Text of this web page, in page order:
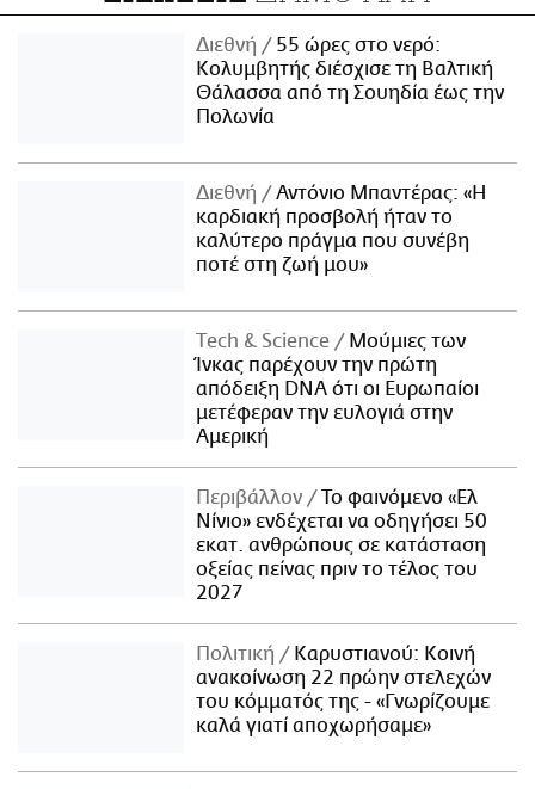
Διεθνή
55 ώρες στο νερό:
Κολυμβητής διέσχισε τη Βαλτική
Θάλασσα από τη Σουηδία έως την
Πολωνία
Διεθνή
Αντόνιο Μπαντέρας: «Η
καρδιακή προσβολή ήταν το
καλύτερο πράγμα που συνέβη
ποτέ στη ζωή μου»
Τech & Science
Μούμιες των
Ίνκας παρέχουν την πρώτη
απόδειξη DNA ότι οι Ευρωπαίοι
μετέφεραν την ευλογιά στην
Αμερική
Περιβάλλον
Το φαινόμενο «Ελ
Νίνιο» ενδέχεται να οδηγήσει 50
εκατ. ανθρώπους σε κατάσταση
οξείας πείνας πριν το τέλος του
2027
Πολιτική
Καρυστιανού: Κοινή
ανακοίνωση 22 πρώην στελεχών
του κόμματός της - «Γνωρίζουμε
καλά γιατί αποχωρήσαμε»